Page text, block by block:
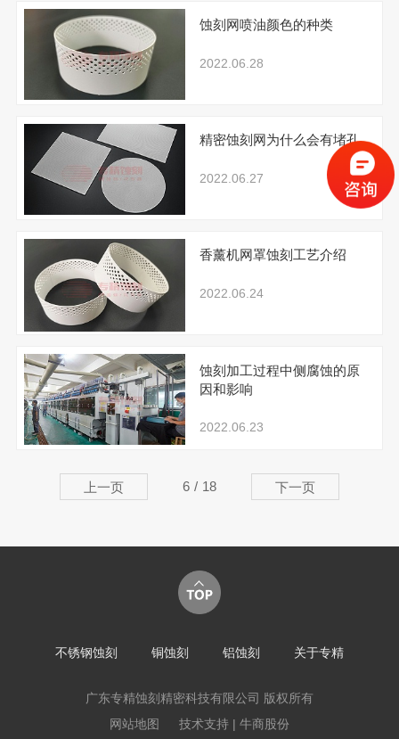
蚀刻网喷油颜色的种类
2022.06.28
精密蚀刻网为什么会有堵孔
2022.06.27
香薰机网罩蚀刻工艺介绍
2022.06.24
蚀刻加工过程中侧腐蚀的原
因和影响
2022.06.23
6 / 18
上一页 下一页
不锈钢蚀刻 铜蚀刻 铝蚀刻 关于专精
广东专精蚀刻精密科技有限公司 版权所有
网站地图
技术支持 | 牛商股份